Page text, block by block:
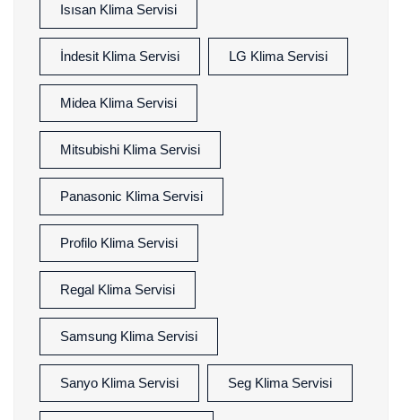
Isısan Klima Servisi
İndesit Klima Servisi LG Klima Servisi
Midea Klima Servisi
Mitsubishi Klima Servisi
Panasonic Klima Servisi
Profilo Klima Servisi
Regal Klima Servisi
Samsung Klima Servisi
Sanyo Klima Servisi Seg Klima Servisi